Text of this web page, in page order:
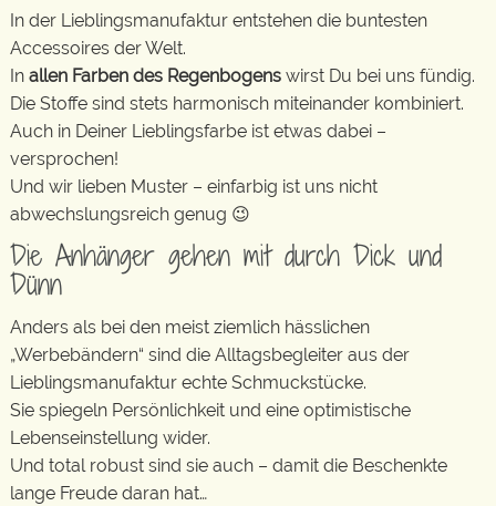
In der Lieblingsmanufaktur entstehen die buntesten
Accessoires der Welt.
In allen Farben des Regenbogens wirst Du bei uns fündig.
Die Stoffe sind stets harmonisch miteinander kombiniert.
Auch in Deiner Lieblingsfarbe ist etwas dabei –
versprochen!
Und wir lieben Muster – einfarbig ist uns nicht
abwechslungsreich genug 😉
Die Anhänger gehen mit durch Dick und
Dünn
Anders als bei den meist ziemlich hässlichen
„Werbebändern“ sind die Alltagsbegleiter aus der
Lieblingsmanufaktur echte Schmuckstücke.
Sie spiegeln Persönlichkeit und eine optimistische
Lebenseinstellung wider.
Und total robust sind sie auch – damit die Beschenkte
lange Freude daran hat…